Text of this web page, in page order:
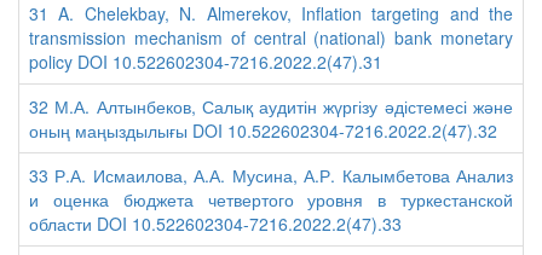
31 A. Chelekbay, N. Almerekov, Inflation targeting and the
transmission mechanism of central (national) bank monetary
policy DOI 10.522602304-7216.2022.2(47).31
32 М.А. Алтынбеков, Салық аудитін жүргізу әдістемесі және
оның маңыздылығы DOI 10.522602304-7216.2022.2(47).32
33 Р.А. Исмаилова, А.А. Мусина, А.Р. Калымбетова Анализ
и оценка бюджета четвертого уровня в туркестанской
области DOI 10.522602304-7216.2022.2(47).33